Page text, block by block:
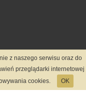
z naszego serwisu oraz do
przeglądarki internetowej
cookies.
OK